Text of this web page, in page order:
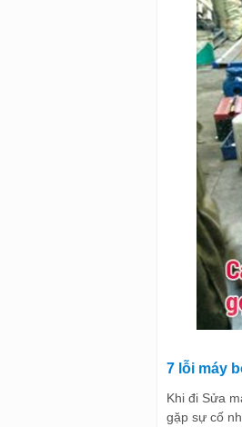
7 lỗi máy
Khi đi Sửa
gặp sự cố